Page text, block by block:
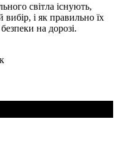
світла існують,
і як правильно їх
на дорозі.